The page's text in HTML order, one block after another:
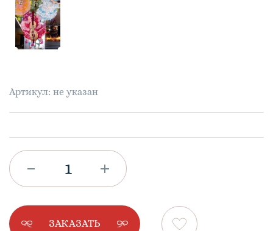
Артикул: не указан
ЗАКАЗАТЬ